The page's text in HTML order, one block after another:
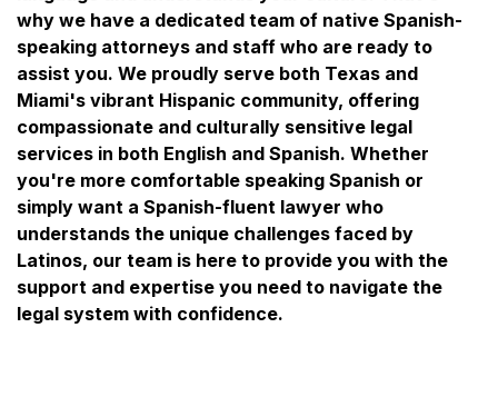
why we have a dedicated team of native Spanish-
speaking attorneys and staff who are ready to
assist you. We proudly serve both Texas and
Miami's vibrant Hispanic community, offering
compassionate and culturally sensitive legal
services in both English and Spanish. Whether
you're more comfortable speaking Spanish or
simply want a Spanish-fluent lawyer who
understands the unique challenges faced by
Latinos, our team is here to provide you with the
support and expertise you need to navigate the
legal system with confidence.